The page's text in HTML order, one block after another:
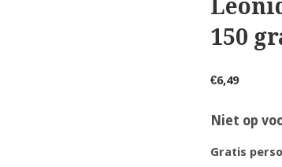
150
€6,49
Niet op
Gratis